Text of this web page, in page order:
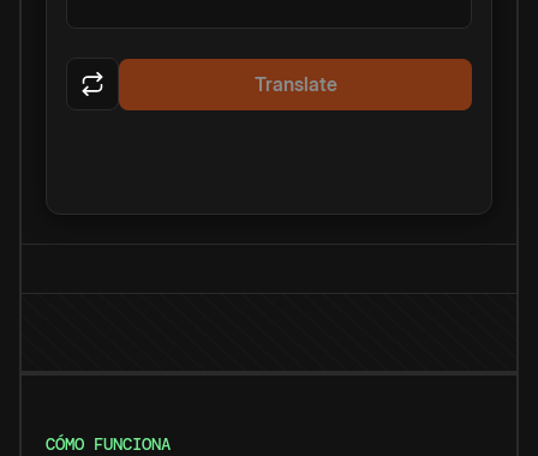
Translate
CÓMO FUNCIONA